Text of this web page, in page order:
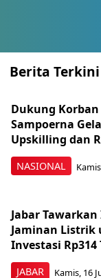
Berita Terkini
NASIONAL
Dukung Korban
Sampoerna
Upskilling dan
JABAR
Jabar
Jaminan Listrik
Investasi
Kamis, 16